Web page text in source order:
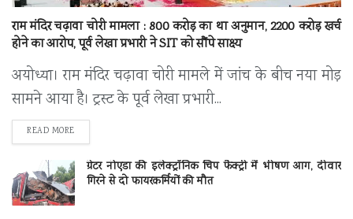
राम मंदिर चढ़ावा चोरी मामला : 800 करोड़ का था अनुमान, 2200 करोड़ खर्च
होने का आरोप, पूर्व लेखा प्रभारी ने SIT को सौंपे साक्ष्य
अयोध्या। राम मंदिर चढ़ावा चोरी मामले में जांच के बीच नया मोड़
सामने आया है। ट्रस्ट के पूर्व लेखा प्रभारी...
READ MOREDETAILS
ग्रेटर नोएडा की इलेक्ट्रॉनिक चिप फैक्ट्री में भीषण आग, दीवार
गिरने से दो फायरकर्मियों की मौत